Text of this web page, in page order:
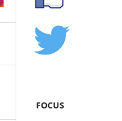
FOCUS